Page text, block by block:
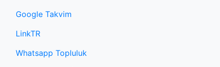
Google Takvim
LinkTR
Whatsapp Topluluk